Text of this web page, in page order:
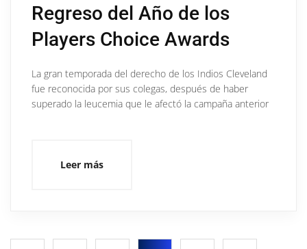
Regreso del Año de los
Players Choice Awards
La gran temporada del derecho de los Indios Cleveland
fue reconocida por sus colegas, después de haber
superado la leucemia que le afectó la campaña anterior
Leer más